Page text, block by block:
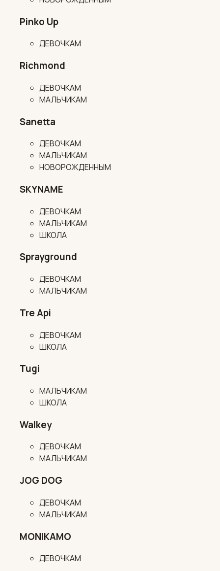
Pinko Up
ДЕВОЧКАМ
Richmond
ДЕВОЧКАМ
МАЛЬЧИКАМ
Sanetta
ДЕВОЧКАМ
МАЛЬЧИКАМ
НОВОРОЖДЕННЫМ
SKYNAME
ДЕВОЧКАМ
МАЛЬЧИКАМ
ШКОЛА
Sprayground
ДЕВОЧКАМ
МАЛЬЧИКАМ
Tre Api
ДЕВОЧКАМ
ШКОЛА
Tugi
МАЛЬЧИКАМ
ШКОЛА
Walkey
ДЕВОЧКАМ
МАЛЬЧИКАМ
JOG DOG
ДЕВОЧКАМ
МАЛЬЧИКАМ
MONIKAMO
ДЕВОЧКАМ